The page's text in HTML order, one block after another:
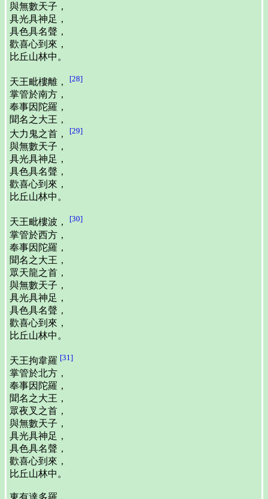
與無數天子，
具光具神足，
具色具名聲，
歡喜心到來，
比丘山林中。
天王毗樓離， [28]
掌管於南方，
奉事因陀羅，
聞名之大王，
大力鬼之首，
[29]
與無數天子，
具光具神足，
具色具名聲，
歡喜心到來，
比丘山林中。
天王毗樓波， [30]
掌管於西方，
奉事因陀羅，
聞名之大王，
眾天龍之首，
與無數天子，
具光具神足，
具色具名聲，
歡喜心到來，
比丘山林中。
天王拘韋羅 [31]
掌管於北方，
奉事因陀羅，
聞名之大王，
眾夜叉之首，
與無數天子，
具光具神足，
具色具名聲，
歡喜心到來，
比丘山林中。